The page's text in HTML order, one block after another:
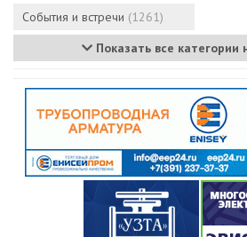
События и встречи (1261)
Показать все категории